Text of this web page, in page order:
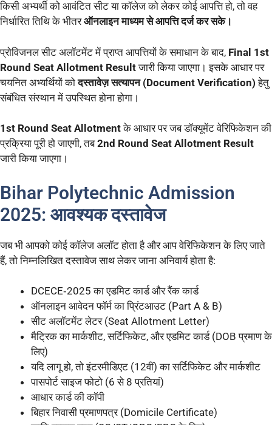
किसी अभ्यर्थी को आवंटित सीट या कॉलेज को लेकर कोई आपत्ति हो, तो वह
निर्धारित तिथि के भीतरऑनलाइन माध्यम से आपत्ति दर्ज कर सके।
प्रोविजनल सीट अलॉटमेंट में प्राप्त आपत्तियों के समाधान के बाद, Final 1st
Round Seat Allotment Resultजारी किया जाएगा। इसके आधार पर
चयनित अभ्यर्थियों कोदस्तावेज़ सत्यापन (Document Verification) हेतु
संबंधित संस्थान में उपस्थित होना होगा।
1st Round Seat Allotmentके आधार पर जब डॉक्यूमेंट वेरिफिकेशन की
प्रक्रिया पूरी हो जाएगी, तब2nd Round Seat Allotment Result
जारी किया जाएगा।
Bihar Polytechnic Admission
2025: आवश्यक दस्तावेज
जब भी आपको कोई कॉलेज अलॉट होता है और आप वेरिफिकेशन के लिए जाते
हैं, तो निम्नलिखित दस्तावेज साथ लेकर जाना अनिवार्य होता है:
DCECE‑2025 का एडमिट कार्ड और रैंक कार्ड
ऑनलाइन आवेदन फॉर्म का प्रिंटआउट (Part A & B)
सीट अलॉटमेंट लेटर (Seat Allotment Letter)
मैट्रिक का मार्कशीट, सर्टिफिकेट, और एडमिट कार्ड (DOB प्रमाण के
लिए)
यदि लागू हो, तो इंटरमीडिएट (12वीं) का सर्टिफिकेट और मार्कशीट
पासपोर्ट साइज फोटो (6 से 8 प्रतियां)
आधार कार्ड की कॉपी
बिहार निवासी प्रमाणपत्र (Domicile Certificate)